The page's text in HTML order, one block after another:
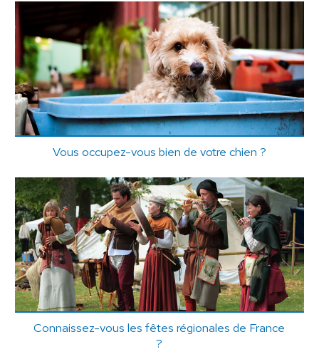
Vous occupez-vous bien de votre chien ?
Connaissez-vous les fêtes régionales de France
?